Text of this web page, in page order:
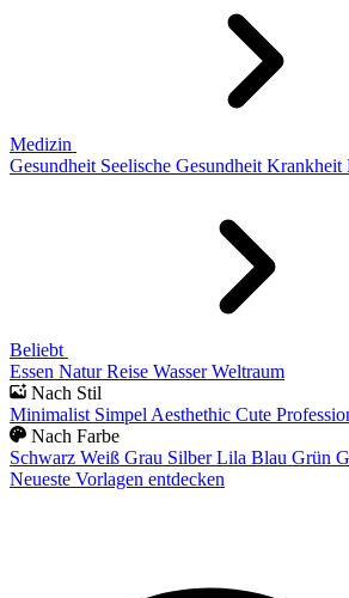
Medizin
Gesundheit Seelische Gesundheit Krankheit
Beliebt
Essen Natur Reise Wasser Weltraum
Nach Stil
Minimalist Simpel Aesthethic Cute
Nach Farbe
Schwarz Weiß Grau Silber Lila Blau Grün
Neueste Vorlagen entdecken